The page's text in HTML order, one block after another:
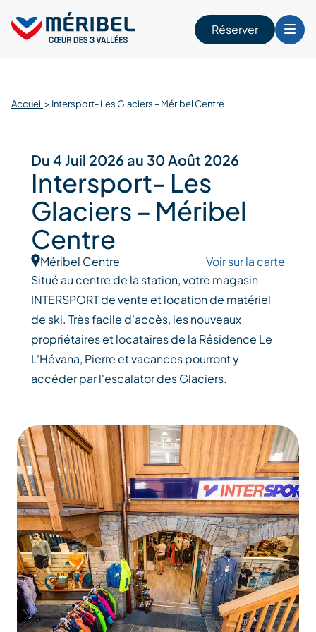
content
Réserver
Accueil > Intersport- Les Glaciers – Méribel Centre
Du 4 Juil 2026 au 30 Août 2026
Intersport- Les
Glaciers – Méribel
Centre
Méribel Centre
Voir sur la carte
Situé au centre de la station, votre magasin
INTERSPORT de vente et location de matériel
de ski. Très facile d'accès, les nouveaux
propriétaires et locataires de la Résidence Le
L'Hévana, Pierre et vacances pourront y
accéder par l'escalator des Glaciers.